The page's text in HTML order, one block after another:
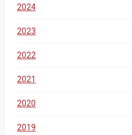
2024
2023
2022
2021
2020
2019